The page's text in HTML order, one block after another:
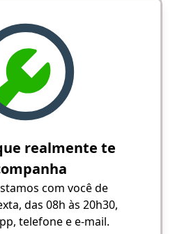
realmente te
com você de
das 08h às 20h30,
telefone e e-mail.